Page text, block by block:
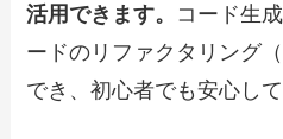
活用できます。 コード生
ードのリファクタリング
でき、初心者でも安心し